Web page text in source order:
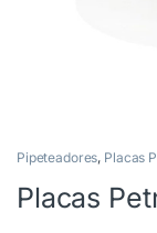
Pipeteadores, Placas
Placas